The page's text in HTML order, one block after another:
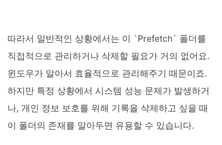
따라서 일반적인 상황에서는 이 `Prefetch` 폴더를
직접적으로 관리하거나 삭제할 필요가 거의 없어요.
윈도우가 알아서 효율적으로 관리해주기 때문이죠.
하지만 특정 상황에서 시스템 성능 문제가 발생하거
나, 개인 정보 보호를 위해 기록을 삭제하고 싶을 때
이 폴더의 존재를 알아두면 유용할 수 있습니다.